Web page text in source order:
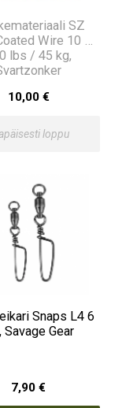
SZ
Wire 10 m,
lbs / 45 kg,
10,00 €
loppu
Snaps L4 6
Savage Gear
7,90 €